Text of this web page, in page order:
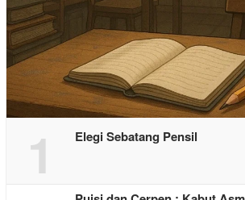
1 Elegi Sebatang Pensil